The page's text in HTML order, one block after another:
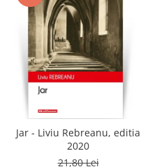
Jar - Liviu Rebreanu, editia
2020
21,80 Lei